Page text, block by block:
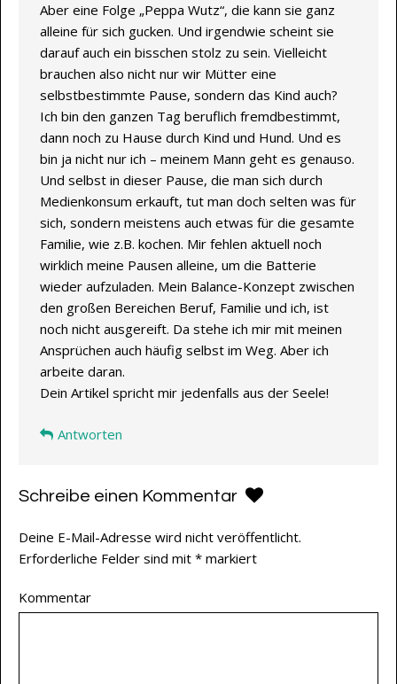
Aber eine Folge „Peppa Wutz“, die kann sie ganz
alleine für sich gucken. Und irgendwie scheint sie
darauf auch ein bisschen stolz zu sein. Vielleicht
brauchen also nicht nur wir Mütter eine
selbstbestimmte Pause, sondern das Kind auch?
Ich bin den ganzen Tag beruflich fremdbestimmt,
dann noch zu Hause durch Kind und Hund. Und es
bin ja nicht nur ich – meinem Mann geht es genauso.
Und selbst in dieser Pause, die man sich durch
Medienkonsum erkauft, tut man doch selten was für
sich, sondern meistens auch etwas für die gesamte
Familie, wie z.B. kochen. Mir fehlen aktuell noch
wirklich meine Pausen alleine, um die Batterie
wieder aufzuladen. Mein Balance-Konzept zwischen
den großen Bereichen Beruf, Familie und ich, ist
noch nicht ausgereift. Da stehe ich mir mit meinen
Ansprüchen auch häufig selbst im Weg. Aber ich
arbeite daran.
Dein Artikel spricht mir jedenfalls aus der Seele!
Antworten
Schreibe einen Kommentar
Deine E-Mail-Adresse wird nicht veröffentlicht.
Erforderliche Felder sind mit * markiert
Kommentar